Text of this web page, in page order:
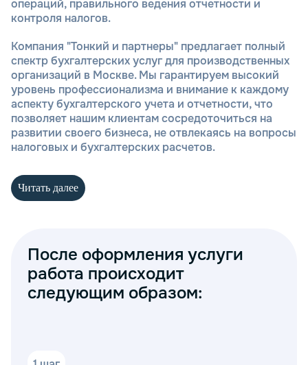
операций, правильного ведения отчетности и
контроля налогов.
Компания "Тонкий и партнеры" предлагает полный
спектр бухгалтерских услуг для производственных
организаций в Москве. Мы гарантируем высокий
уровень профессионализма и внимание к каждому
аспекту бухгалтерского учета и отчетности, что
позволяет нашим клиентам сосредоточиться на
развитии своего бизнеса, не отвлекаясь на вопросы
налоговых и бухгалтерских расчетов.
Вот какие услуги мы
Ведение бухгалтерии и налогового учета
Составление и сдача налоговой отчетности
Консультации по бухгалтерским и
юридическим вопросам
Читать далее
После оформления услуги
работа происходит
следующим образом: